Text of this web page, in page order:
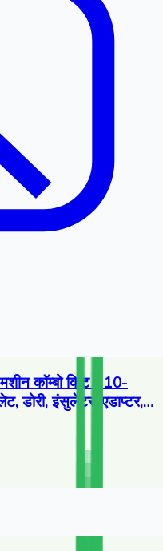
कॉम्बो किट - 10-
डोरी, इंसुलेटर, एडाप्टर,